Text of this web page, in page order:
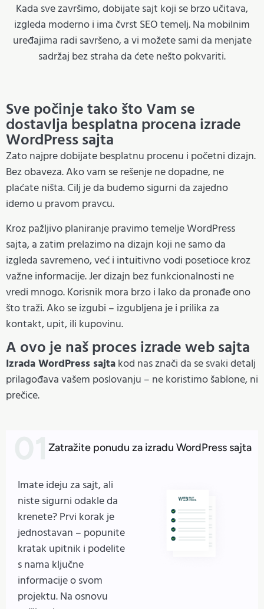
Kada sve završimo, dobijate sajt koji se brzo učitava,
izgleda moderno i ima čvrst SEO temelj. Na mobilnim
uređajima radi savršeno, a vi možete sami da menjate
sadržaj bez straha da ćete nešto pokvariti.
Sve počinje tako što Vam se
dostavlja besplatna procena izrade
WordPress sajta
Zato najpre dobijate besplatnu procenu i početni dizajn.
Bez obaveza. Ako vam se rešenje ne dopadne, ne
plaćate ništa. Cilj je da budemo sigurni da zajedno
idemo u pravom pravcu.
Kroz pažljivo planiranje pravimo temelje WordPress
sajta, a zatim prelazimo na dizajn koji ne samo da
izgleda savremeno, već i intuitivno vodi posetioce kroz
važne informacije. Jer dizajn bez funkcionalnosti ne
vredi mnogo. Korisnik mora brzo i lako da pronađe ono
što traži. Ako se izgubi – izgubljena je i prilika za
kontakt, upit, ili kupovinu.
A ovo je naš proces izrade web sajta
Izrada WordPress sajtakod nas znači da se svaki detalj
prilagođava vašem poslovanju – ne koristimo šablone, ni
prečice.
Zatražite ponudu za izradu WordPress sajta
Imate ideju za sajt, ali
niste sigurni odakle da
krenete? Prvi korak je
jednostavan – popunite
kratak upitnik i podelite
s nama ključne
informacije o svom
projektu. Na osnovu